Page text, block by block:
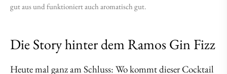
gut aus und funktioniert auch aromatisch gut.
Die Story hinter dem Ramos Gin Fizz
Heute mal ganz am Schluss: Wo kommt dieser Cocktail